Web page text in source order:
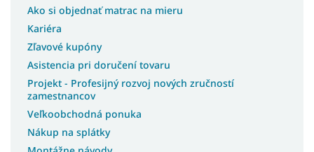
Ako si objednať matrac na mieru
Kariéra
Zľavové kupóny
Asistencia pri doručení tovaru
Projekt - Profesijný rozvoj nových zručností
zamestnancov
Veľkoobchodná ponuka
Nákup na splátky